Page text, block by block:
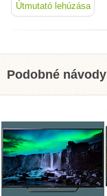
Útmutató lehúzása
Podobné návody